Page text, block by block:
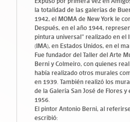
la totalidad de las galerías de
1942, el MOMA de New York le
Después, en el año 1944,
pintura universal” realizado en
(IMA), en Estados Unidos, en el
Fue fundador del Taller del Arte
Berni y Colmeiro, con quienes
había realizado otros murales
en 1939. También realizó los
de la Galería San José de Flores
1956.
El pintor Antonio Berni, al
escribió: